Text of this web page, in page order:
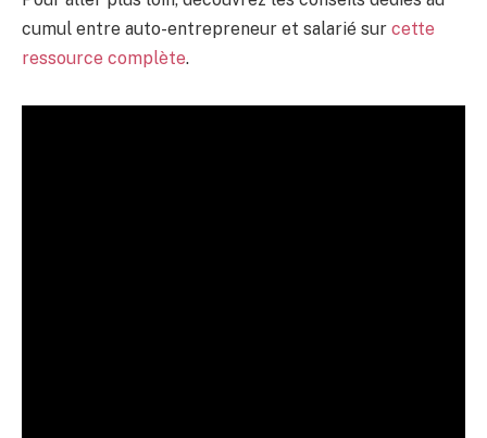
cumul entre auto-entrepreneur et salarié sur cette
ressource complète.